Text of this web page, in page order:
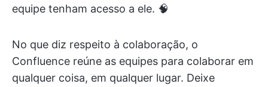
equipe tenham acesso a ele. 🧠
No que diz respeito à colaboração, o
Confluence reúne as equipes para colaborar em
qualquer coisa, em qualquer lugar. Deixe